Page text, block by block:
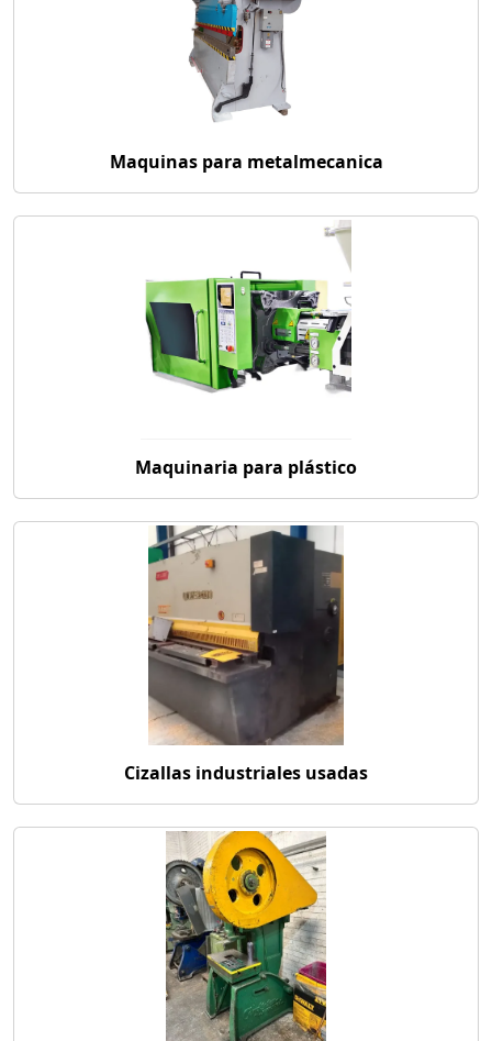
Maquinas para metalmecanica
Maquinaria para plástico
Cizallas industriales usadas